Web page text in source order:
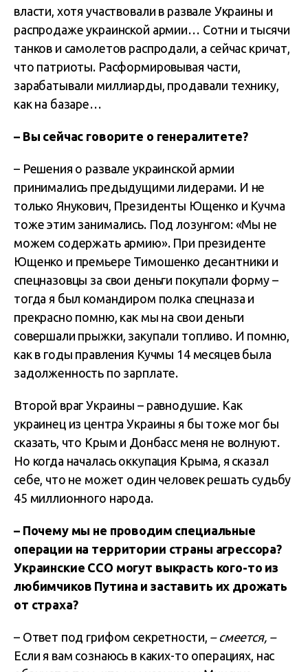
власти, хотя участвовали в развале Украины и
распродаже украинской армии… Сотни и тысячи
танков и самолетов распродали, а сейчас кричат,
что патриоты. Расформировывая части,
зарабатывали миллиарды, продавали технику,
как на базаре…
– Вы сейчас говорите о генералитете?
– Решения о развале украинской армии
принимались предыдущими лидерами. И не
только Янукович, Президенты Ющенко и Кучма
тоже этим занимались. Под лозунгом: «Мы не
можем содержать армию». При президенте
Ющенко и премьере Тимошенко десантники и
спецназовцы за свои деньги покупали форму –
тогда я был командиром полка спецназа и
прекрасно помню, как мы на свои деньги
совершали прыжки, закупали топливо. И помню,
как в годы правления Кучмы 14 месяцев была
задолженность по зарплате.
Второй враг Украины – равнодушие. Как
украинец из центра Украины я бы тоже мог бы
сказать, что Крым и Донбасс меня не волнуют.
Но когда началась оккупация Крыма, я сказал
себе, что не может один человек решать судьбу
45 миллионного народа.
– Почему мы не проводим специальные
операции на территории страны агрессора?
Украинские ССО могут выкрасть кого-то из
любимчиков Путина и заставить их дрожать
от страха?
– Ответ под грифом секретности, – смеется, –
Если я вам сознаюсь в каких-то операциях, нас